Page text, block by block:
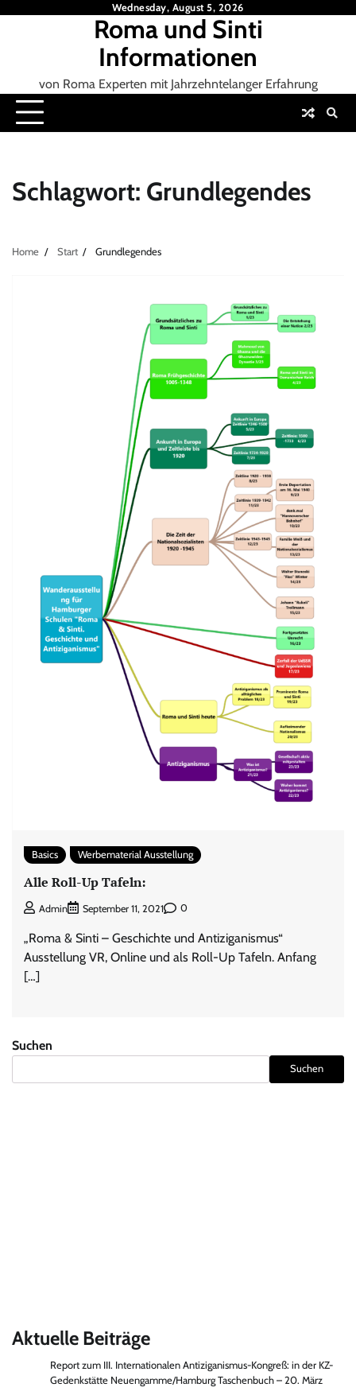
Wednesday, August 5, 2026
Roma und Sinti
Informationen
von Roma Experten mit Jahrzehntelanger Erfahrung
Schlagwort: Grundlegendes
Home Start Grundlegendes
Basics Werbematerial Ausstellung
Alle Roll-Up Tafeln:
Admin September 11, 2021 0
„Roma & Sinti – Geschichte und Antiziganismus“
Ausstellung VR, Online und als Roll-Up Tafeln. Anfang
[…]
Suchen
Suchen
Aktuelle Beiträge
Report zum III. Internationalen Antiziganismus-Kongreß: in der KZ-
Gedenkstätte Neuengamme/Hamburg Taschenbuch – 20. März